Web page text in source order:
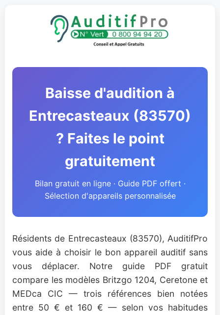
Baisse d'audition à
Entrecasteaux (83570)
? Faites le point
gratuitement
Bilan gratuit en ligne · Guide PDF offert ·
Sélection d'appareils personnalisée
Résidents de Entrecasteaux (83570), AuditifPro
vous aide à choisir le bon appareil auditif sans
vous déplacer. Notre guide PDF gratuit
compare les modèles Britzgo 1204, Ceretone et
MEDca CIC — trois références bien notées
entre 50 € et 160 € — selon vos habitudes